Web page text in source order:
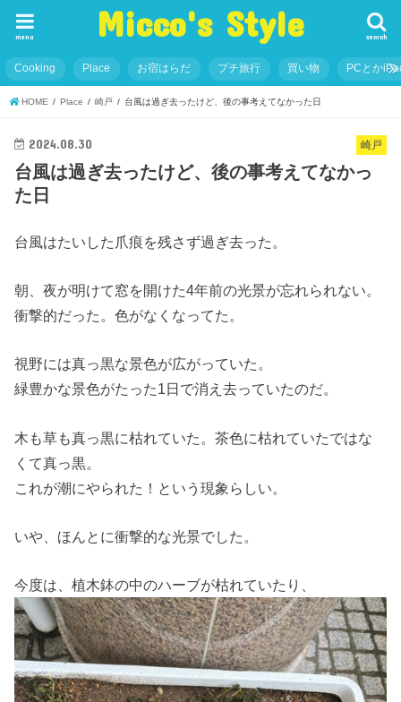
Micco's Style search
menu
Cooking Place お宿はらだ プチ旅行 買い物 PCとか
HOME Place 崎戸 台風は過ぎ去ったけど、後の事考えてなかった日
崎戸
2024.08.30
台風は過ぎ去ったけど、後の事考えてなかっ
た日
台風はたいした爪痕を残さず過ぎ去った。
朝、夜が明けて窓を開けた4年前の光景が忘れられない。
衝撃的だった。色がなくなってた。
視野には真っ黒な景色が広がっていた。
緑豊かな景色がたった1日で消え去っていたのだ。
木も草も真っ黒に枯れていた。茶色に枯れていたではな
くて真っ黒。
これが潮にやられた！という現象らしい。
いや、ほんとに衝撃的な光景でした。
今度は、植木鉢の中のハーブが枯れていたり、